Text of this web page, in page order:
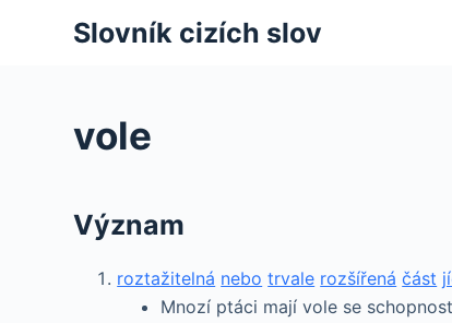
Slovník cizích slov
vole
Význam
roztažitelná nebo trvale rozšířená část
Mnozí ptáci mají vole se